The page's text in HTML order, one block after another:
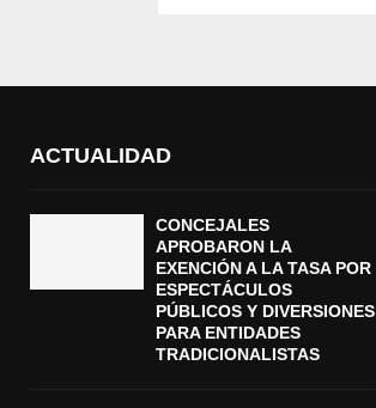
ACTUALIDAD
CONCEJALES
APROBARON LA
EXENCIÓN A LA TASA POR
ESPECTÁCULOS
PÚBLICOS Y DIVERSIONES
PARA ENTIDADES
TRADICIONALISTAS